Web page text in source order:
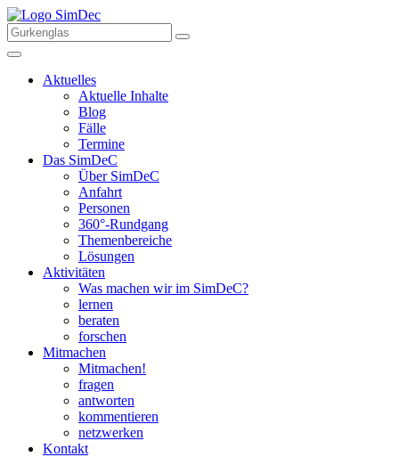
Aktuelles
Aktuelle Inhalte
Blog
Fälle
Termine
Das SimDeC
Über SimDeC
Anfahrt
Personen
360°-Rundgang
Themenbereiche
Lösungen
Aktivitäten
Was machen wir im SimDeC?
lernen
beraten
forschen
Mitmachen
Mitmachen!
fragen
antworten
kommentieren
netzwerken
Kontakt